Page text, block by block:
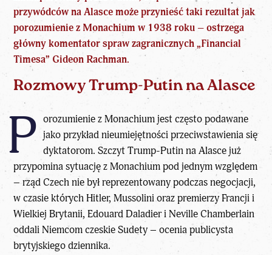
przywódców na Alasce może przynieść taki rezultat jak
porozumienie z Monachium w 1938 roku – ostrzega
główny komentator spraw zagranicznych „Financial
Timesa” Gideon Rachman.
Rozmowy Trump-Putin na Alasce
P orozumienie z Monachium jest często podawane
jako przykład nieumiejętności przeciwstawienia się
dyktatorom. Szczyt Trump-Putin na Alasce już
przypomina sytuację z Monachium pod jednym względem
– rząd Czech nie był reprezentowany podczas negocjacji,
w czasie których Hitler, Mussolini oraz premierzy Francji i
Wielkiej Brytanii, Edouard Daladier i Neville Chamberlain
oddali Niemcom czeskie Sudety – ocenia publicysta
brytyjskiego dziennika.